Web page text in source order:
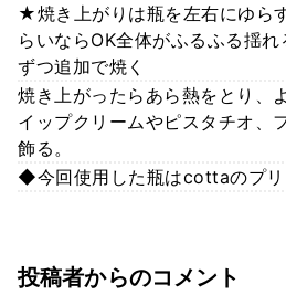
★焼き上がりは瓶を左右にゆら
らいならOK全体がふるふる揺
ずつ追加で焼く
焼き上がったらあら熱をとり、
イップクリームやピスタチオ、
飾る。
◆今回使用した瓶はcottaのプ
投稿者からのコメント